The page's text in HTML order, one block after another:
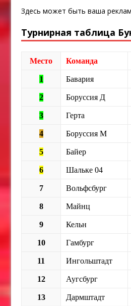
Здесь может быть ваша
Турнирная таблица
Место Команда
1 Бавария
2 Боруссия Д
3 Герта
4 Боруссия М
5 Байер
6 Шальке 04
7 Вольфсбург
8 Майнц
9 Кельн
10 Гамбург
11 Ингольштадт
12 Аугсбург
13 Дармштадт